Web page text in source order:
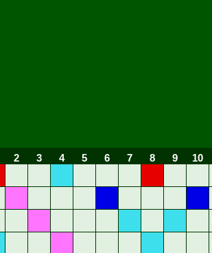
2 3 4 5 6 7 8 9 10